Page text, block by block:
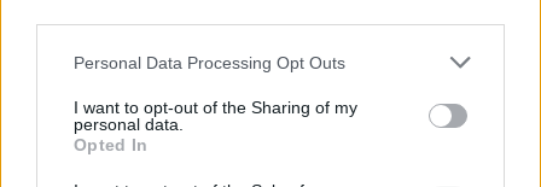
Please note that this website/app uses one or more Google
not limited to your visit or usage behaviour. You may click to
grant or deny consent to Google and its third-party tags to
use your data for below specified purposes in below Google
Personal Data Processing Opt Outs
I want to opt-out of the Sharing of my
personal data.
Opted In